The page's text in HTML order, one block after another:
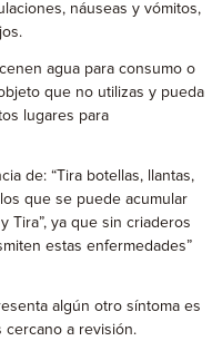
náuseas y vómitos,
agua para consumo o
que no utilizas y pueda
lugares para
de: “Tira botellas, llantas,
que se puede acumular
Tira”, ya que sin criaderos
estas enfermedades”
algún otro síntoma es
cercano a revisión.